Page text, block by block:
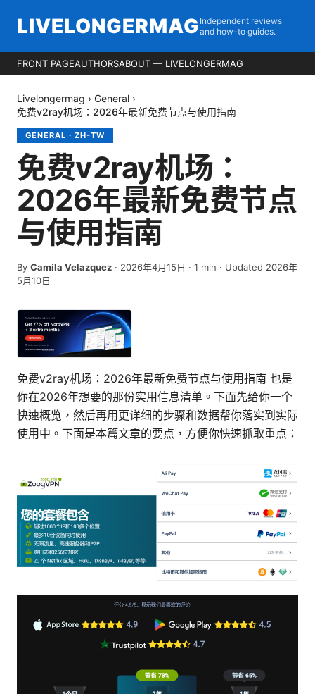
LIVELONGERMAG Independent reviews
and how-to guides.
FRONT PAGEAUTHORSABOUT — LIVELONGERMAG
Livelongermag › General ›
免费v2ray机场：2026年最新免费节点与使用指南
GENERAL · ZH-TW
免费v2ray机场：
2026年最新免费节点
与使用指南
By Camila Velazquez · 2026年4月15日 · 1 min · Updated 2026年
5月10日
免费v2ray机场：2026年最新免费节点与使用指南 也是
你在2026年想要的那份实用信息清单。下面先给你一个
快速概览，然后再用更详细的步骤和数据帮你落实到实际
使用中。下面是本篇文章的要点，方便你快速抓取重点：